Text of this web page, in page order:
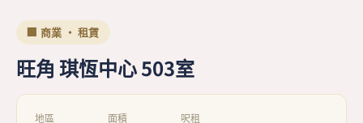
🏢 商業 · 租賃
旺角 琪恆中心 503室
地區 面積 呎租